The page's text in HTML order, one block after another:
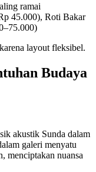
ramai
45.000), Roti Bakar
layout fleksibel.
Budaya
akustik Sunda dalam
galeri menyatu
menciptakan nuansa